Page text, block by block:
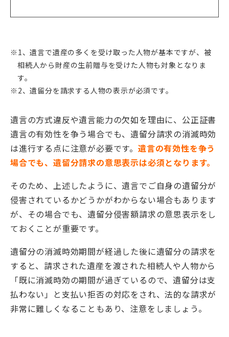
※1、遺言で遺産の多くを受け取った人物が基本ですが、被
相続人から財産の生前贈与を受けた人物も対象となりま
す。
※2、遺留分を請求する人物の表示が必須です。
遺言の方式違反や遺言能力の欠如を理由に、公正証書
遺言の有効性を争う場合でも、遺留分請求の消滅時効
は進行する点に注意が必要です。遺言の有効性を争う
場合でも、遺留分請求の意思表示は必須となります。
そのため、上述したように、遺言でご自身の遺留分が
侵害されているかどうかがわからない場合もあります
が、その場合でも、遺留分侵害額請求の意思表示をし
ておくことが重要です。
遺留分の消滅時効期間が経過した後に遺留分の請求を
すると、請求された遺産を渡された相続人や人物から
「既に消滅時効の期間が過ぎているので、遺留分は支
払わない」と支払い拒否の対応をされ、法的な請求が
非常に難しくなることもあり、注意をしましょう。